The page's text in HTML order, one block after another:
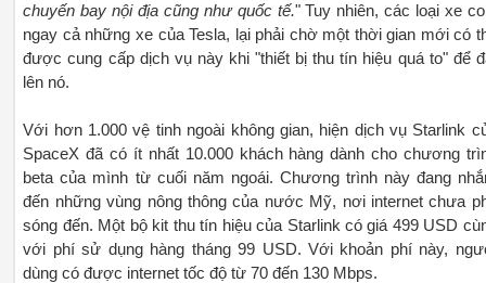
chuyến bay nội địa cũng như quốc tế." Tuy nhiên, các loại xe
ngay cả những xe của Tesla, lại phải chờ một thời gian mới có
được cung cấp dịch vụ này khi "thiết bị thu tín hiệu quá to" để
lên nó.
Với hơn 1.000 vệ tinh ngoài không gian, hiện dịch vụ Starlink
SpaceX đã có ít nhất 10.000 khách hàng dành cho chương
beta của mình từ cuối năm ngoái. Chương trình này đang
đến những vùng nông thông của nước Mỹ, nơi internet chưa
sóng đến. Một bộ kit thu tín hiệu của Starlink có giá 499 USD
với phí sử dụng hàng tháng 99 USD. Với khoản phí này,
dùng có được internet tốc độ từ 70 đến 130 Mbps.